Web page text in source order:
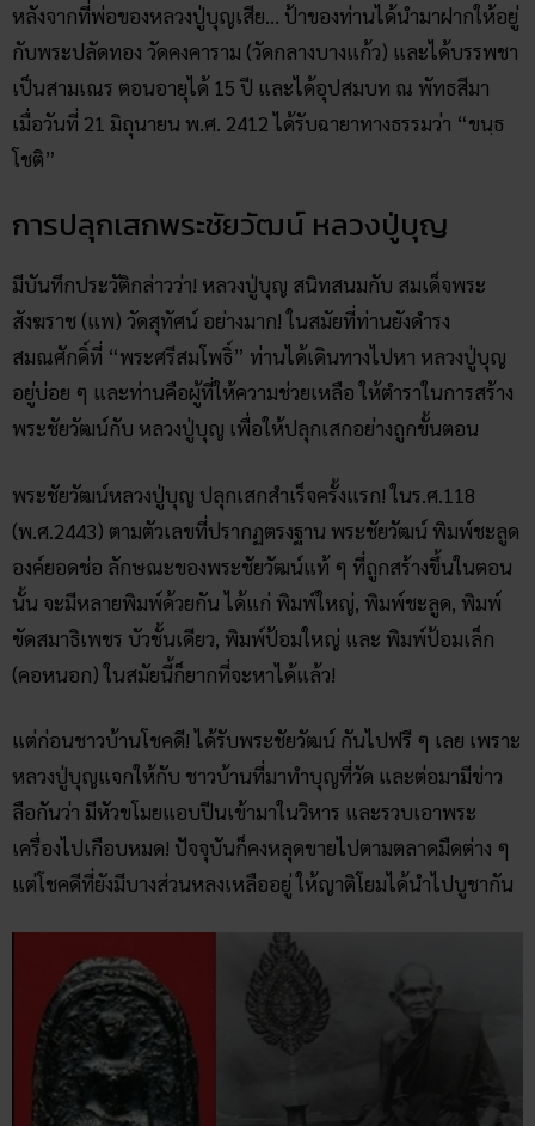
หลังจากที่พ่อของหลวงปู่บุญเสีย… ป้าของท่านได้นำมาฝากให้อยู่
กับพระปลัดทอง วัดคงคาราม (วัดกลางบางแก้ว) และได้บรรพชา
เป็นสามเณร ตอนอายุได้ 15 ปี และได้อุปสมบท ณ พัทธสีมา
เมื่อวันที่ 21 มิถุนายน พ.ศ. 2412 ได้รับฉายาทางธรรมว่า “ขนฺธ
โชติ”
การปลุกเสกพระชัยวัฒน์ หลวงปู่บุญ
มีบันทึกประวัติกล่าวว่า! หลวงปู่บุญ สนิทสนมกับ สมเด็จพระ
สังฆราช (แพ) วัดสุทัศน์ อย่างมาก! ในสมัยที่ท่านยังดำรง
สมณศักดิ์ที่ “พระศรีสมโพธิ์” ท่านได้เดินทางไปหา หลวงปู่บุญ
อยู่บ่อย ๆ และท่านคือผู้ที่ให้ความช่วยเหลือ ให้ตำราในการสร้าง
พระชัยวัฒน์กับ หลวงปู่บุญ เพื่อให้ปลุกเสกอย่างถูกขั้นตอน
พระชัยวัฒน์หลวงปู่บุญ ปลุกเสกสำเร็จครั้งแรก! ในร.ศ.118
(พ.ศ.2443) ตามตัวเลขที่ปรากฏตรงฐาน พระชัยวัฒน์ พิมพ์ชะลูด
องค์ยอดช่อ ลักษณะของพระชัยวัฒน์แท้ ๆ ที่ถูกสร้างขึ้นในตอน
นั้น จะมีหลายพิมพ์ด้วยกัน ได้แก่ พิมพ์ใหญ่, พิมพ์ชะลูด, พิมพ์
ขัดสมาธิเพชร บัวชั้นเดียว, พิมพ์ป้อมใหญ่ และ พิมพ์ป้อมเล็ก
(คอหนอก) ในสมัยนี้ก็ยากที่จะหาได้แล้ว!
แต่ก่อนชาวบ้านโชคดี! ได้รับพระชัยวัฒน์ กันไปฟรี ๆ เลย เพราะ
หลวงปู่บุญแจกให้กับ ชาวบ้านที่มาทำบุญที่วัด และต่อมามีข่าว
ลือกันว่า มีหัวขโมยแอบปีนเข้ามาในวิหาร และรวบเอาพระ
เครื่องไปเกือบหมด! ปัจจุบันก็คงหลุดขายไปตามตลาดมืดต่าง ๆ
แต่โชคดีที่ยังมีบางส่วนหลงเหลืออยู่ ให้ญาติโยมได้นำไปบูชากัน